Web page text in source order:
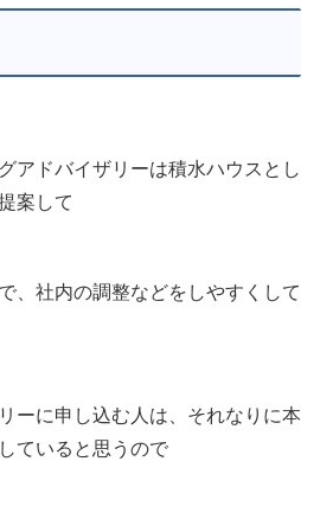
アドバイザリーは積水ハウスとし
案して
、社内の調整などをしやすくして
ーに申し込む人は、それなりに本
ていると思うので